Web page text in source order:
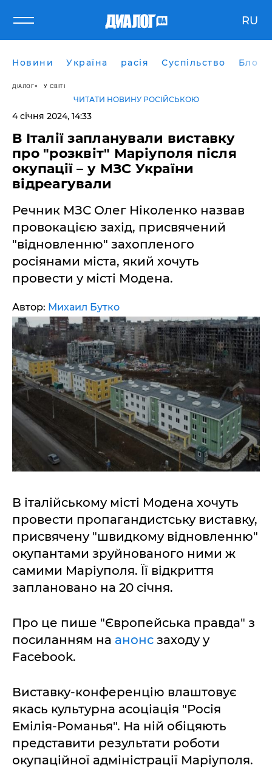
RU
Новини Україна расія Суспільство Блоги
ДІАЛОГ У СВІТІ
ЧИТАТИ НОВИНУ РОСІЙСЬКОЮ
4 січня 2024, 14:33
В Італії запланували виставку
про "розквіт" Маріуполя після
окупації – у МЗС України
відреагували
Речник МЗС Олег Ніколенко назвав
провокацією захід, присвячений
"відновленню" захопленого
росіянами міста, який хочуть
провести у місті Модена.
Автор: Михаил Бутко
В італійському місті Модена хочуть
провести пропагандистську виставку,
присвячену "швидкому відновленню"
окупантами зруйнованого ними ж
самими Маріуполя. Її відкриття
заплановано на 20 січня.
Про це пише "Європейська правда" з
посиланням на анонс заходу у
Facebook.
Виставку-конференцію влаштовує
якась культурна асоціація "Росія
Емілія-Романья". На ній обіцяють
представити результати роботи
окупаційної адміністрації Маріуполя.